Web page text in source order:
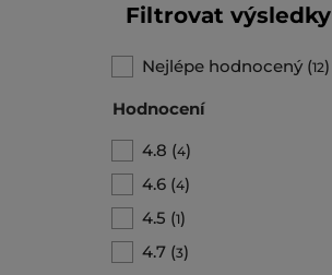
Filtrovat výsledky
Nejlépe hodnocený (12)
Hodnocení
4.8 (4)
4.6 (4)
4.5 (1)
4.7 (3)